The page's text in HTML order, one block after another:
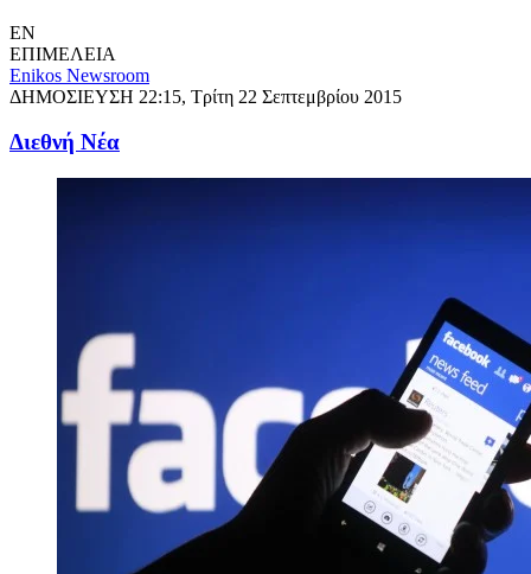
EN
ΕΠΙΜΕΛΕΙΑ
Enikos Newsroom
ΔΗΜΟΣΙΕΥΣΗ 22:15, Τρίτη 22 Σεπτεμβρίου 2015
Διεθνή Νέα